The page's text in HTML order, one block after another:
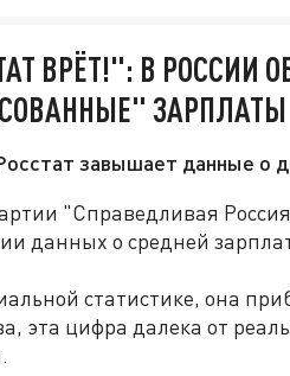
ВРЁТ!": В РОССИИ
ЗАРПЛАТЫ
завышает данные о
"Справедливая
данных о средней
статистике, она
эта цифра далека от